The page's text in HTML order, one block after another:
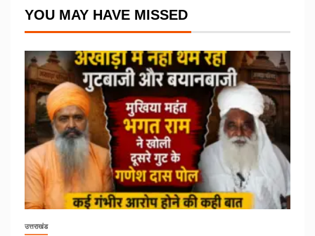
YOU MAY HAVE MISSED
उत्तराखंड